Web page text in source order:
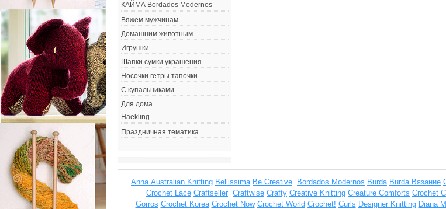
КАЙМА Bordados Modernos
Вяжем мужчинам
Домашним животным
Игрушки
Шапки сумки украшения
Носочки гетры тапочки
С купальниками
Для дома
Haekling
Праздничная тематика
Anna Australian Knitting Bellissima Be Creative Bordados Modernos Burda Burda Вязание
Crochet Lace Craftseller Craftwise Crafty Creative Knitting Creature Comforts Crochet
Gorros Crochet Korea Crochet Now Crochet World Crochet! Curls Designer Knitting Diana